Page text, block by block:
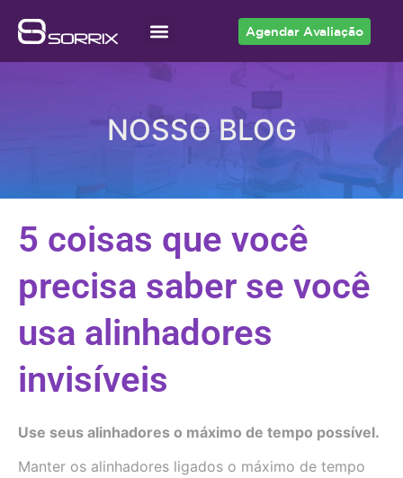
Agendar Avaliação
NOSSO BLOG
5 coisas que você
precisa saber se você
usa alinhadores
invisíveis
Use seus alinhadores o máximo de tempo possível.
Manter os alinhadores ligados o máximo de tempo